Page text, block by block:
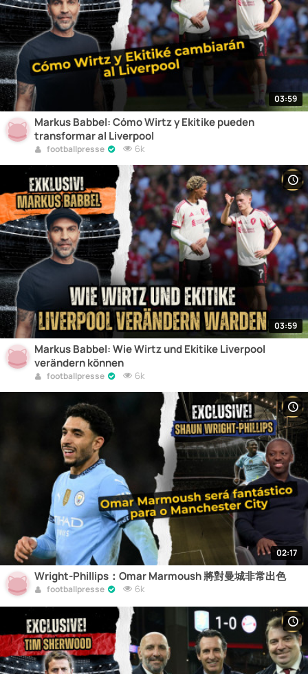
03:59
Markus Babbel: Cómo Wirtz y Ekitike pueden
transformar al Liverpool
footballpresse 6k
03:59
Markus Babbel: Wie Wirtz und Ekitike Liverpool
verändern können
footballpresse 6k
02:17
Wright-Phillips：Omar Marmoush 將對曼城非常出色
footballpresse 6k